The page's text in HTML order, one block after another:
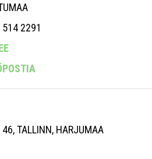
2291
46, TALLINN, HARJUMAA